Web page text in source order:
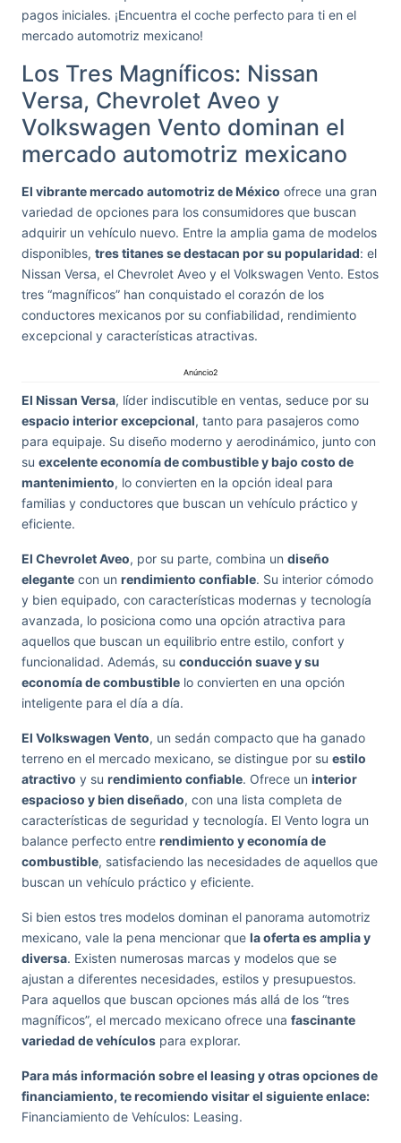
pagos iniciales. ¡Encuentra el coche perfecto para ti en el
mercado automotriz mexicano!
Los Tres Magníficos: Nissan
Versa, Chevrolet Aveo y
Volkswagen Vento dominan el
mercado automotriz mexicano
El vibrante mercado automotriz de México ofrece una gran
variedad de opciones para los consumidores que buscan
adquirir un vehículo nuevo. Entre la amplia gama de modelos
disponibles, tres titanes se destacan por su popularidad: el
Nissan Versa, el Chevrolet Aveo y el Volkswagen Vento. Estos
tres “magníficos” han conquistado el corazón de los
conductores mexicanos por su confiabilidad, rendimiento
excepcional y características atractivas.
Anúncio2
El Nissan Versa, líder indiscutible en ventas, seduce por su
espacio interior excepcional, tanto para pasajeros como
para equipaje. Su diseño moderno y aerodinámico, junto con
su excelente economía de combustible y bajo costo de
mantenimiento, lo convierten en la opción ideal para
familias y conductores que buscan un vehículo práctico y
eficiente.
El Chevrolet Aveo, por su parte, combina un diseño
elegante con un rendimiento confiable. Su interior cómodo
y bien equipado, con características modernas y tecnología
avanzada, lo posiciona como una opción atractiva para
aquellos que buscan un equilibrio entre estilo, confort y
funcionalidad. Además, su conducción suave y su
economía de combustible lo convierten en una opción
inteligente para el día a día.
El Volkswagen Vento, un sedán compacto que ha ganado
terreno en el mercado mexicano, se distingue por su estilo
atractivo y su rendimiento confiable. Ofrece un interior
espacioso y bien diseñado, con una lista completa de
características de seguridad y tecnología. El Vento logra un
balance perfecto entre rendimiento y economía de
combustible, satisfaciendo las necesidades de aquellos que
buscan un vehículo práctico y eficiente.
Si bien estos tres modelos dominan el panorama automotriz
mexicano, vale la pena mencionar que la oferta es amplia y
diversa. Existen numerosas marcas y modelos que se
ajustan a diferentes necesidades, estilos y presupuestos.
Para aquellos que buscan opciones más allá de los “tres
magníficos”, el mercado mexicano ofrece una fascinante
variedad de vehículos para explorar.
Para más información sobre el leasing y otras opciones de
financiamiento, te recomiendo visitar el siguiente enlace:
Financiamiento de Vehículos: Leasing.